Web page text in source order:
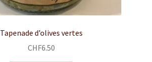
Tapenade d’olives vertes
CHF6.50